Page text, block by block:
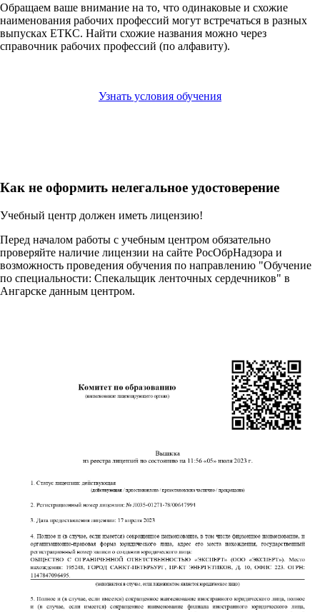
Обращаем ваше внимание на то, что одинаковые и схожие
наименования рабочих профессий могут встречаться в разных
выпусках ЕТКС. Найти схожие названия можно через
справочник рабочих профессий (по алфавиту).
Узнать условия обучения
Как не оформить нелегальное удостоверение
Учебный центр должен иметь лицензию!
Перед началом работы с учебным центром обязательно
проверяйте наличие лицензии на сайте РосОбрНадзора и
возможность проведения обучения по направлению "Обучение
по специальности: Спекальщик ленточных сердечников" в
Ангарске данным центром.